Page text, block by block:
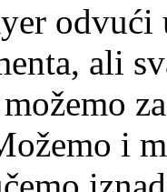
ali
i